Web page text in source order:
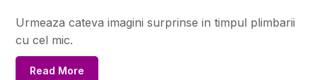
Urmeaza cateva imagini surprinse in timpul plimbarii
cu cel mic.
Read More